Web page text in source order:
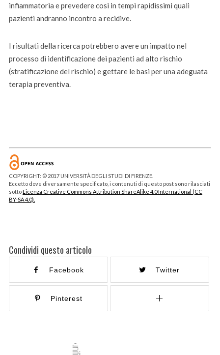
infiammatoria e prevedere così in tempi rapidissimi quali
pazienti andranno incontro a recidive.
I risultati della ricerca potrebbero avere un impatto nel
processo di identificazione dei pazienti ad alto rischio
(stratificazione del rischio) e gettare le basi per una adeguata
terapia preventiva.
COPYRIGHT: © 2017 UNIVERSITÀ DEGLI STUDI DI FIRENZE.
Eccetto dove diversamente specificato, i contenuti di questo post sono rilasciati
sottoLicenza Creative Commons Attribution ShareAlike 4.0 International (CC
BY-SA 4.0).
Condividi questo articolo
Facebook Twitter
Pinterest